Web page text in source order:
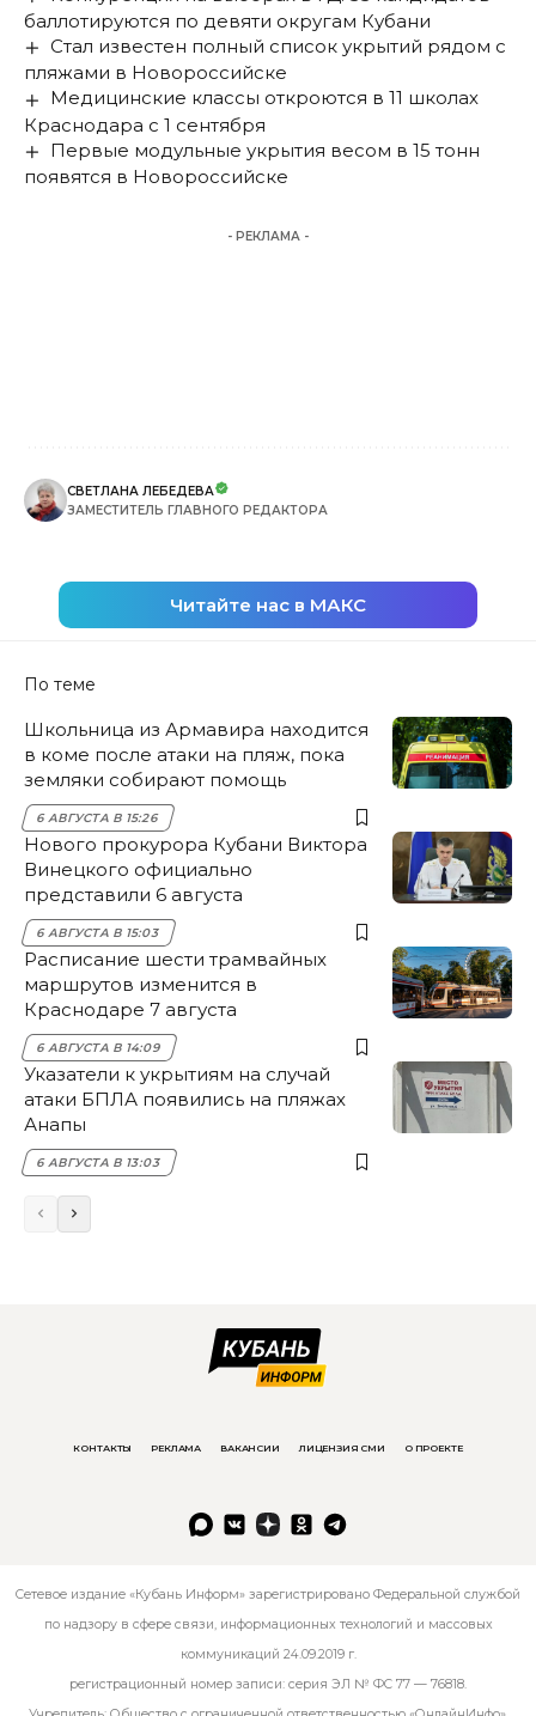
баллотируются по девяти округам Кубани
Стал известен полный список укрытий рядом с
пляжами в Новороссийске
Медицинские классы откроются в 11 школах
Краснодара с 1 сентября
Первые модульные укрытия весом в 15 тонн
появятся в Новороссийске
- РЕКЛАМА -
СВЕТЛАНА ЛЕБЕДЕВА
ЗАМЕСТИТЕЛЬ ГЛАВНОГО РЕДАКТОРА
Читайте нас в МАКС
По теме
Школьница из Армавира находится
в коме после атаки на пляж, пока
земляки собирают помощь
6 АВГУСТА В 15:26
Нового прокурора Кубани Виктора
Винецкого официально
представили 6 августа
6 АВГУСТА В 15:03
Расписание шести трамвайных
маршрутов изменится в
Краснодаре 7 августа
6 АВГУСТА В 14:09
Указатели к укрытиям на случай
атаки БПЛА появились на пляжах
Анапы
6 АВГУСТА В 13:03
КОНТАКТЫ РЕКЛАМА ВАКАНСИИ ЛИЦЕНЗИЯ СМИ О ПРОЕКТЕ
Сетевое издание «Кубань Информ» зарегистрировано Федеральной службой
по надзору в сфере связи, информационных технологий и массовых
коммуникаций 24.09.2019 г.
регистрационный номер записи: серия ЭЛ № ФС 77 — 76818.